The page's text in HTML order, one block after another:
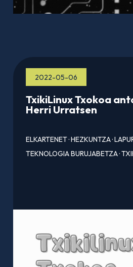
2022-05-06
TxikiLinux Txokoa
Herri Urratsen
ELKARTENET·HEZKUNTZA·
TEKNOLOGIA BURUJABETZA·